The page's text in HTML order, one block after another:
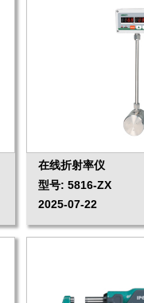
在线折射率仪
型号: 5816-ZX
2025-07-22